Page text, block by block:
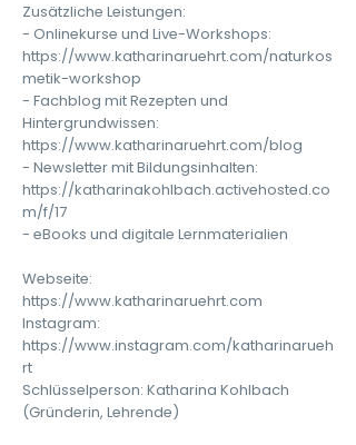
Zusätzliche Leistungen:
- Onlinekurse und Live-Workshops:
https://www.katharinaruehrt.com/naturkos
metik-workshop
- Fachblog mit Rezepten und
Hintergrundwissen:
https://www.katharinaruehrt.com/blog
- Newsletter mit Bildungsinhalten:
https://katharinakohlbach.activehosted.co
m/f/17
- eBooks und digitale Lernmaterialien
Webseite:
https://www.katharinaruehrt.com
Instagram:
https://www.instagram.com/katharinarueh
rt
Schlüsselperson: Katharina Kohlbach
(Gründerin, Lehrende)